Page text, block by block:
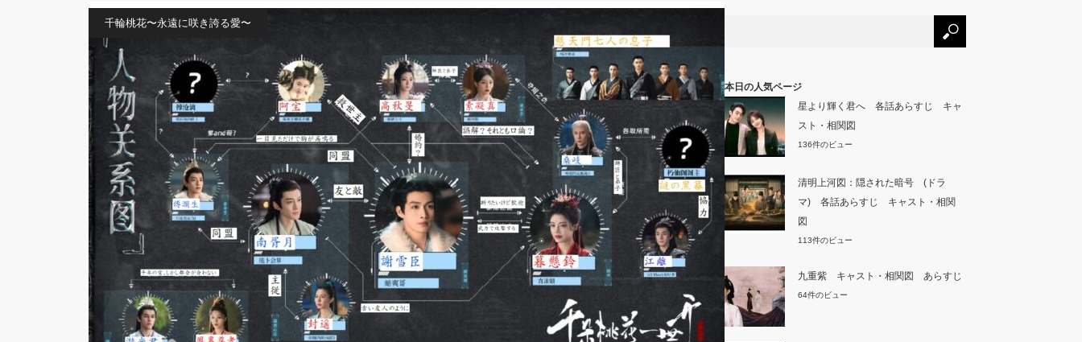
千輪桃花〜永遠に咲き誇る愛〜
本日の人気ページ
星より輝く君へ 各話あらすじ キャ
スト・相関図
136件のビュー
清明上河図：隠された暗号 (ドラ
マ) 各話あらすじ キャスト・相関
図
113件のビュー
九重紫 キャスト・相関図 あらすじ
64件のビュー